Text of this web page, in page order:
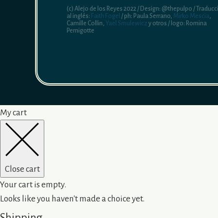
(c) Alejo de los Reyes 2022 / Design: @thepulpo /
al inglés: Faith Fogel / ph: Paula Serrano, Mirko Mescia,
Camille Collin, Yael Smulewicz y otros / logo: Romina
Pernigotte
My cart
Close cart
Your cart is empty.
Looks like you haven't made a choice yet.